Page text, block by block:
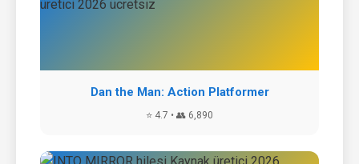
Dan the Man: Action Platformer
⭐ 4.7 • 👥 6,890